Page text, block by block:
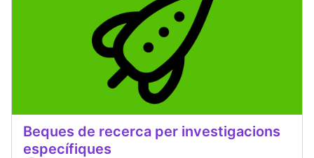
Beques de recerca per investigacions
específiques